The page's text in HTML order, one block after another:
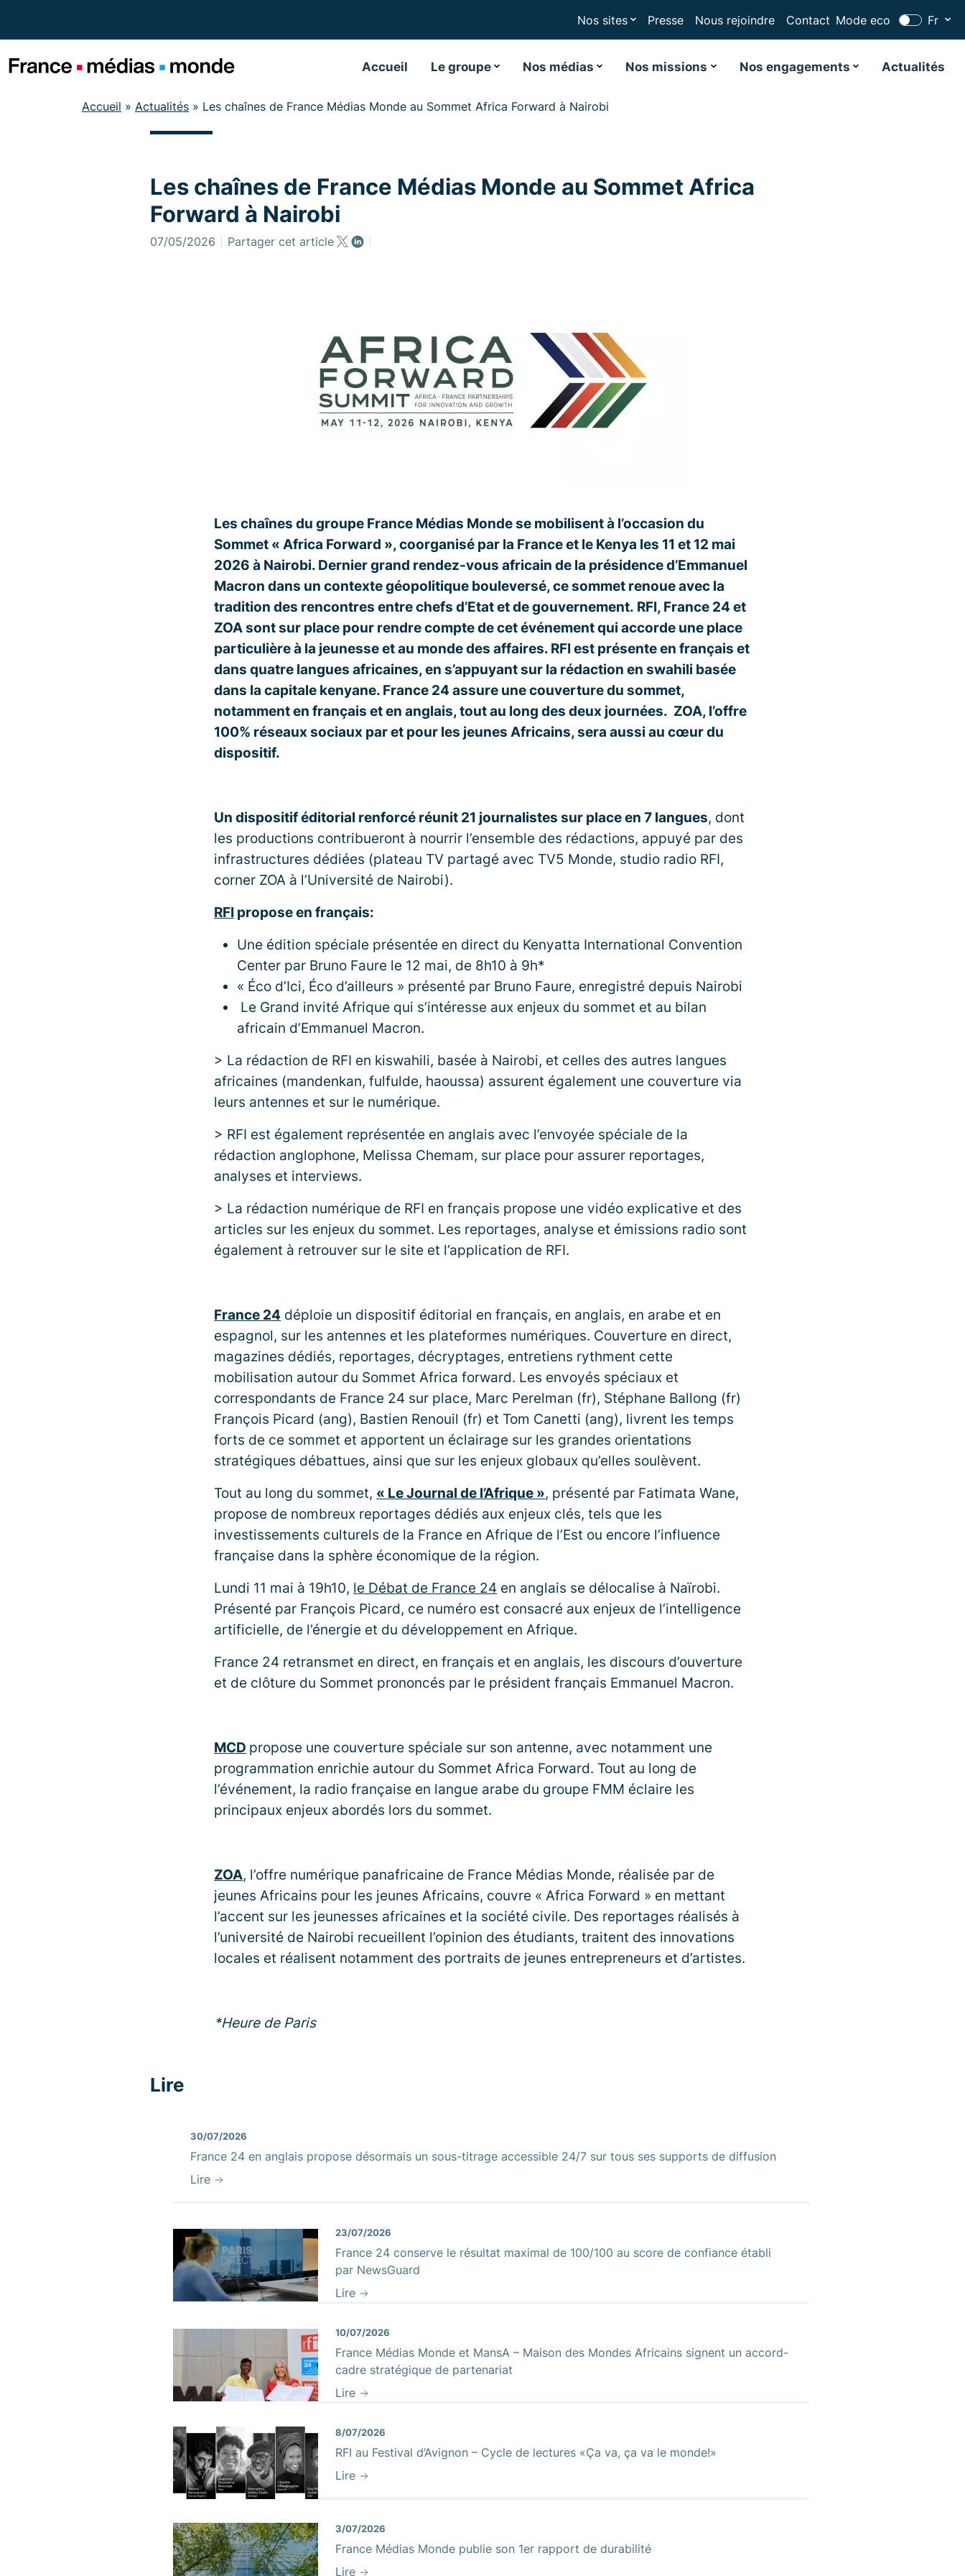
Nos sites Presse Nous rejoindre Contact Mode eco Fr
Accueil Le groupe Nos médias Nos missions Nos engagements Actualités
Accueil » Actualités » Les chaînes de France Médias Monde au Sommet Africa Forward à Nairobi
Les chaînes de France Médias Monde au Sommet Africa
Forward à Nairobi
07/05/2026 Partager cet article
Les chaînes du groupe France Médias Monde se mobilisent à l’occasion du
Sommet « Africa Forward », coorganisé par la France et le Kenya les 11 et 12 mai
2026 à Nairobi. Dernier grand rendez-vous africain de la présidence d’Emmanuel
Macron dans un contexte géopolitique bouleversé, ce sommet renoue avec la
tradition des rencontres entre chefs d’Etat et de gouvernement. RFI, France 24 et
ZOA sont sur place pour rendre compte de cet événement qui accorde une place
particulière à la jeunesse et au monde des affaires. RFI est présente en français et
dans quatre langues africaines, en s’appuyant sur la rédaction en swahili basée
dans la capitale kenyane. France 24 assure une couverture du sommet,
notamment en français et en anglais, tout au long des deux journées. ZOA, l’offre
100% réseaux sociaux par et pour les jeunes Africains, sera aussi au cœur du
dispositif.
Un dispositif éditorial renforcé réunit 21 journalistes sur place en 7 langues, dont
les productions contribueront à nourrir l’ensemble des rédactions, appuyé par des
infrastructures dédiées (plateau TV partagé avec TV5 Monde, studio radio RFI,
corner ZOA à l’Université de Nairobi).
RFI propose en français:
Une édition spéciale présentée en direct du Kenyatta International Convention
Center par Bruno Faure le 12 mai, de 8h10 à 9h*
« Éco d’Ici, Éco d’ailleurs » présenté par Bruno Faure, enregistré depuis Nairobi
Le Grand invité Afrique qui s’intéresse aux enjeux du sommet et au bilan
africain d’Emmanuel Macron.
> La rédaction de RFI en kiswahili, basée à Nairobi, et celles des autres langues
africaines (mandenkan, fulfulde, haoussa) assurent également une couverture via
leurs antennes et sur le numérique.
> RFI est également représentée en anglais avec l’envoyée spéciale de la
rédaction anglophone, Melissa Chemam, sur place pour assurer reportages,
analyses et interviews.
> La rédaction numérique de RFI en français propose une vidéo explicative et des
articles sur les enjeux du sommet. Les reportages, analyse et émissions radio sont
également à retrouver sur le site et l’application de RFI.
France 24 déploie un dispositif éditorial en français, en anglais, en arabe et en
espagnol, sur les antennes et les plateformes numériques. Couverture en direct,
magazines dédiés, reportages, décryptages, entretiens rythment cette
mobilisation autour du Sommet Africa forward. Les envoyés spéciaux et
correspondants de France 24 sur place, Marc Perelman (fr), Stéphane Ballong (fr)
François Picard (ang), Bastien Renouil (fr) et Tom Canetti (ang), livrent les temps
forts de ce sommet et apportent un éclairage sur les grandes orientations
stratégiques débattues, ainsi que sur les enjeux globaux qu’elles soulèvent.
Tout au long du sommet, « Le Journal de l’Afrique », présenté par Fatimata Wane,
propose de nombreux reportages dédiés aux enjeux clés, tels que les
investissements culturels de la France en Afrique de l’Est ou encore l’influence
française dans la sphère économique de la région.
Lundi 11 mai à 19h10, le Débat de France 24 en anglais se délocalise à Naïrobi.
Présenté par François Picard, ce numéro est consacré aux enjeux de l’intelligence
artificielle, de l’énergie et du développement en Afrique.
France 24 retransmet en direct, en français et en anglais, les discours d’ouverture
et de clôture du Sommet prononcés par le président français Emmanuel Macron.
MCD propose une couverture spéciale sur son antenne, avec notamment une
programmation enrichie autour du Sommet Africa Forward. Tout au long de
l’événement, la radio française en langue arabe du groupe FMM éclaire les
principaux enjeux abordés lors du sommet.
ZOA, l’offre numérique panafricaine de France Médias Monde, réalisée par de
jeunes Africains pour les jeunes Africains, couvre « Africa Forward » en mettant
l’accent sur les jeunesses africaines et la société civile. Des reportages réalisés à
l’université de Nairobi recueillent l’opinion des étudiants, traitent des innovations
locales et réalisent notamment des portraits de jeunes entrepreneurs et d’artistes.
*Heure de Paris
Lire
30/07/2026
France 24 en anglais propose désormais un sous-titrage accessible 24/7 sur tous ses supports de diffusion
Lire
23/07/2026
France 24 conserve le résultat maximal de 100/100 au score de confiance établi
par NewsGuard
Lire
10/07/2026
France Médias Monde et MansA – Maison des Mondes Africains signent un accord-
cadre stratégique de partenariat
Lire
8/07/2026
RFI au Festival d’Avignon – Cycle de lectures «Ça va, ça va le monde!»
Lire
3/07/2026
France Médias Monde publie son 1er rapport de durabilité
Lire